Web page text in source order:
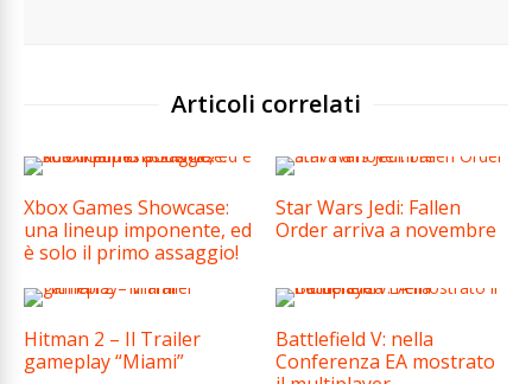
Articoli correlati
Xbox Games Showcase:
una lineup imponente, ed
è solo il primo assaggio!
Star Wars Jedi: Fallen
Order arriva a novembre
Hitman 2 – Il Trailer
gameplay “Miami”
Battlefield V: nella
Conferenza EA mostrato